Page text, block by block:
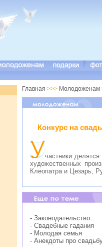
Главная >>> Молодоженам
Конкурс на
частники
художественных
Клеопатра и Цезарь,
- Законодательство
- Свадебные гадания
- Молодая семья
- Анекдоты про